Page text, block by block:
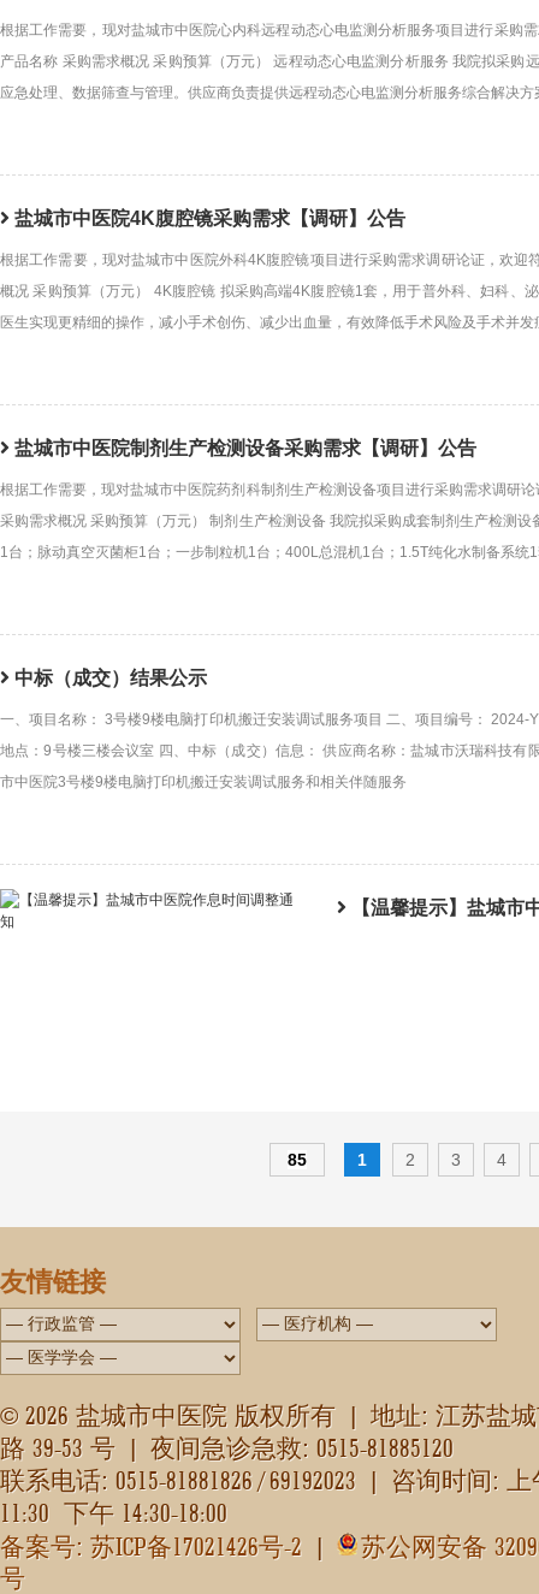
根据工作需要，现对盐城市中医院心内科远程动态心电监测分析服务项目进行采购
产品名称 采购需求概况 采购预算（万元） 远程动态心电监测分析服务 我院拟采
应急处理、数据筛查与管理。供应商负责提供远程动态心电监测分析服务综合解决
盐城市中医院4K腹腔镜采购需求【调研】公告
根据工作需要，现对盐城市中医院外科4K腹腔镜项目进行采购需求调研论证，欢
概况 采购预算（万元） 4K腹腔镜 拟采购高端4K腹腔镜1套，用于普外科、妇科、
医生实现更精细的操作，减小手术创伤、减少出血量，有效降低手术风险及手术并
盐城市中医院制剂生产检测设备采购需求【调研】公告
根据工作需要，现对盐城市中医院药剂科制剂生产检测设备项目进行采购需求调研
采购需求概况 采购预算（万元） 制剂生产检测设备 我院拟采购成套制剂生产检测
1台；脉动真空灭菌柜1台；一步制粒机1台；400L总混机1台；1.5T纯化水制备系统
中标（成交）结果公示
一、项目名称： 3号楼9楼电脑打印机搬迁安装调试服务项目 二、项目编号：
地点：9号楼三楼会议室 四、中标（成交）信息： 供应商名称：盐城市沃瑞科技
市中医院3号楼9楼电脑打印机搬迁安装调试服务和相关伴随服务
【温馨提示】盐城市
85 1 2 3 4
友情链接
© 2026 盐城市中医院 版权所有 | 地址: 江苏盐
路 39-53 号 | 夜间急诊急救: 0515-81885120
联系电话: 0515-81881826 / 69192023 | 咨询时间:
11:30 下午 14:30-18:00
备案号: 苏ICP备17021426号-2 | 苏公网安备
号